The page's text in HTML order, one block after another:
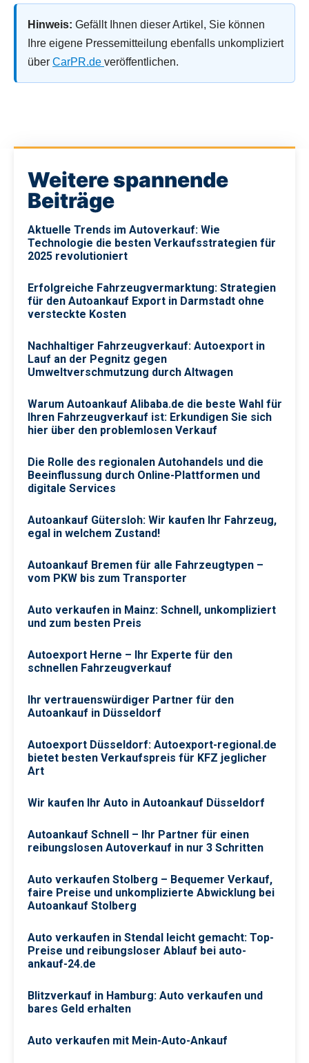
Hinweis: Gefällt Ihnen dieser Artikel, Sie können
Ihre eigene Pressemitteilung ebenfalls unkompliziert
über CarPR.de veröffentlichen.
Weitere spannende
Beiträge
Aktuelle Trends im Auto­verkauf: Wie
Technologie die besten Verkaufsstrategien für
2025 revolutioniert
Erfolgreiche Fahrzeugvermarktung: Strategien
für den Autoankauf Export in Darmstadt ohne
versteckte Kosten
Nachhaltiger Fahrzeugverkauf: Autoexport in
Lauf an der Pegnitz gegen
Umweltverschmutzung durch Altwagen
Warum Autoankauf Alibaba.de die beste Wahl für
Ihren Fahrzeugverkauf ist: Erkundigen Sie sich
hier über den problemlosen Verkauf
Die Rolle des regionalen Autohandels und die
Beeinflussung durch Online-Plattformen und
digitale Services
Autoankauf Gütersloh: Wir kaufen Ihr Fahrzeug,
egal in welchem Zustand!
Autoankauf Bremen für alle Fahrzeugtypen –
vom PKW bis zum Transporter
Auto verkaufen in Mainz: Schnell, unkompliziert
und zum besten Preis
Autoexport Herne – Ihr Experte für den
schnellen Fahrzeugverkauf
Ihr vertrauenswürdiger Partner für den
Autoankauf in Düsseldorf
Autoexport Düsseldorf: Autoexport-regional.de
bietet besten Verkaufspreis für KFZ jeglicher
Art
Wir kaufen Ihr Auto in Autoankauf Düsseldorf
Autoankauf Schnell – Ihr Partner für einen
reibungslosen Autoverkauf in nur 3 Schritten
Auto verkaufen Stolberg – Bequemer Verkauf,
faire Preise und unkomplizierte Abwicklung bei
Autoankauf Stolberg
Auto verkaufen in Stendal leicht gemacht: Top-
Preise und reibungsloser Ablauf bei auto-
ankauf-24.de
Blitzverkauf in Hamburg: Auto verkaufen und
bares Geld erhalten
Auto verkaufen mit Mein-Auto-Ankauf